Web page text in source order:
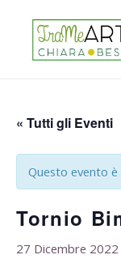
« Tutti gli Eventi
Questo evento è
Tornio
27 Dicembre